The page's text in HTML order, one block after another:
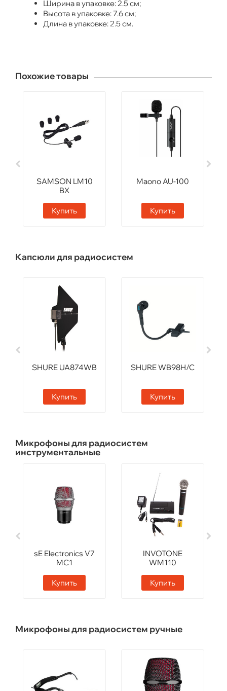
Ширина в упаковке: 2.5 см;
Высота в упаковке: 7.6 см;
Длина в упаковке: 2.5 см.
Похожие товары
SAMSON LM10
BX
Купить
Maono AU-100
Купить
Капсюли для радиосистем
SHURE UA874WB
Купить
SHURE WB98H/C
Купить
Микрофоны для радиосистем
инструментальные
sE Electronics V7
MC1
Купить
INVOTONE
WM110
Купить
Микрофоны для радиосистем ручные